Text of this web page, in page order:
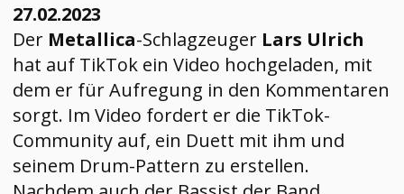
27.02.2023
Der Metallica-Schlagzeuger Lars Ulrich
hat auf TikTok ein Video hochgeladen, mit
dem er für Aufregung in den Kommentaren
sorgt. Im Video fordert er die TikTok-
Community auf, ein Duett mit ihm und
seinem Drum-Pattern zu erstellen.